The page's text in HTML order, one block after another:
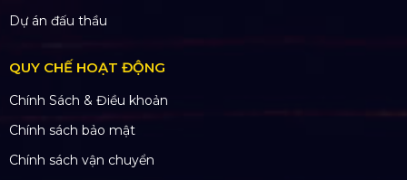
Dự án đấu thầu
QUY CHẾ HOẠT ĐỘNG
Chính Sách & Điều khoản
Chính sách bảo mật
Chính sách vận chuyển